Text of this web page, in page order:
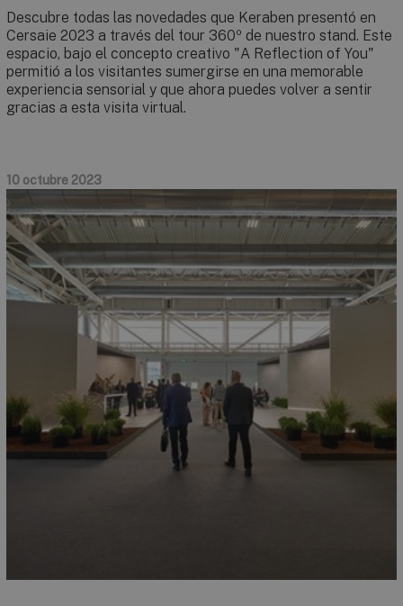
Descubre todas las novedades que Keraben presentó en
Cersaie 2023 a través del tour 360º de nuestro stand. Este
espacio, bajo el concepto creativo "A Reflection of You"
permitió a los visitantes sumergirse en una memorable
experiencia sensorial y que ahora puedes volver a sentir
gracias a esta visita virtual.
10 octubre 2023